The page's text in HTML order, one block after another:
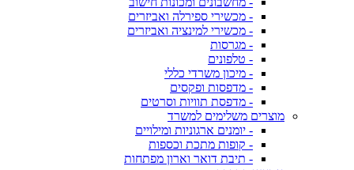
- מכשירי ספירלה ואביזרים
- מכשירי למינציה ואביזרים
- מגרסות
- טלפונים
- מיכון משרדי כללי
- מדפסות ופקסים
- מדפסת תוויות וסרטים
מוצרים משלימים למשרד
- יומנים ארגוניות ומילויים
- קופות מתכת וכספות
- תיבת דואר וארון מפתחות